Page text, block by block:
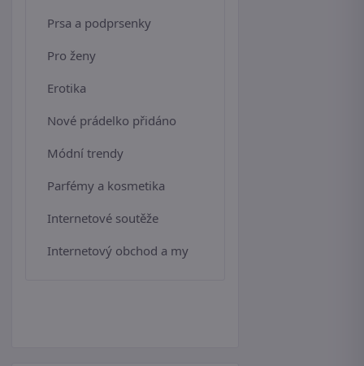
Prsa a podprsenky
Pro ženy
Erotika
Nové prádelko přidáno
Módní trendy
Parfémy a kosmetika
Internetové soutěže
Internetový obchod a my